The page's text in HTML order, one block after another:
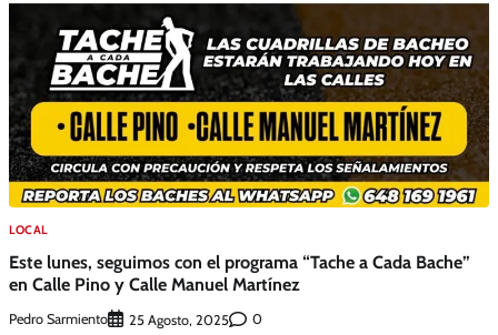
LOCAL
Este lunes, seguimos con el programa “Tache a Cada Bache”
en Calle Pino y Calle Manuel Martínez
Pedro Sarmiento 25 Agosto, 2025 0